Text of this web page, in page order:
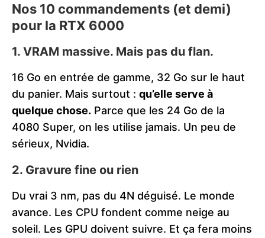
Nos 10 commandements (et demi)
pour la RTX 6000
1. VRAM massive. Mais pas du flan.
16 Go en entrée de gamme, 32 Go sur le haut
du panier. Mais surtout : qu’elle serve à
quelque chose. Parce que les 24 Go de la
4080 Super, on les utilise jamais. Un peu de
sérieux, Nvidia.
2. Gravure fine ou rien
Du vrai 3 nm, pas du 4N déguisé. Le monde
avance. Les CPU fondent comme neige au
soleil. Les GPU doivent suivre. Et ça fera moins